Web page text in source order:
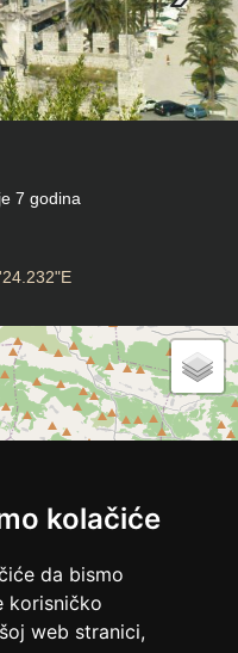
kolačiće
da bismo
korisničko
web stranici,
7 godina